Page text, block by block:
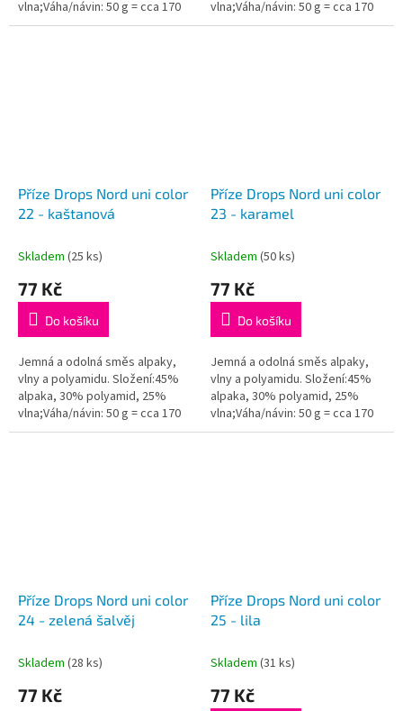
vlna;Váha/návin: 50 g = cca 170
metrů;Doporučená síla jehlic: 3
vlna;Váha/návin: 50 g = cca 170
metrů;Doporučená síla jehlic: 3
Příze Drops Nord uni color
22 - kaštanová
Skladem (25 ks)
77 Kč
Do košíku
Jemná a odolná směs alpaky,
vlny a polyamidu. Složení:45%
alpaka, 30% polyamid, 25%
vlna;Váha/návin: 50 g = cca 170
metrů;Doporučená síla jehlic: 3
Příze Drops Nord uni color
23 - karamel
Skladem (50 ks)
77 Kč
Do košíku
Jemná a odolná směs alpaky,
vlny a polyamidu. Složení:45%
alpaka, 30% polyamid, 25%
vlna;Váha/návin: 50 g = cca 170
metrů;Doporučená síla jehlic: 3
Příze Drops Nord uni color
24 - zelená šalvěj
Skladem (28 ks)
77 Kč
Příze Drops Nord uni color
25 - lila
Skladem (31 ks)
77 Kč